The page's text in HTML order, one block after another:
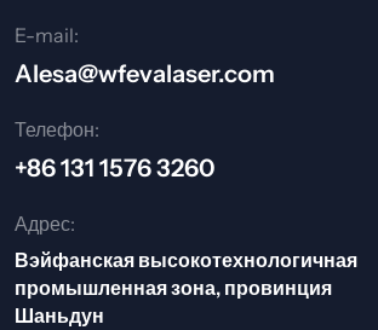
E-mail:
Alesa@wfevalaser.com
Телефон:
+86 131 1576 3260
Адрес:
Вэйфанская высокотехнологичная
промышленная зона, провинция
Шаньдун